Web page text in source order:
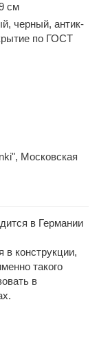
см
черный, антик-
по ГОСТ
Московская
в Германии
в конструкции,
такого
в